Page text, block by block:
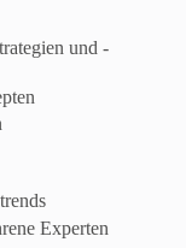
und -
Experten